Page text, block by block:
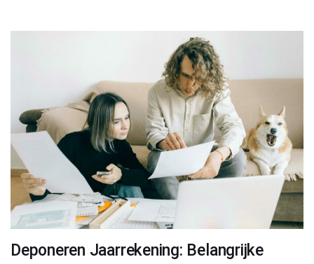
Deponeren Jaarrekening: Belangrijke